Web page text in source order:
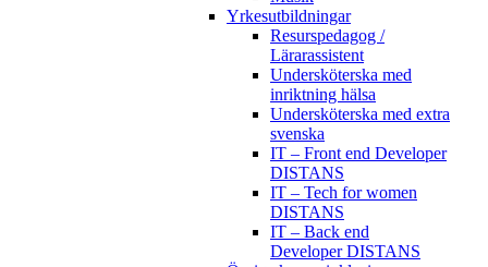
Yrkesutbildningar
Resurspedagog /
Lärarassistent
Undersköterska med
inriktning hälsa
Undersköterska med extra
svenska
IT – Front end Developer
DISTANS
IT – Tech for women
DISTANS
IT – Back end
Developer DISTANS